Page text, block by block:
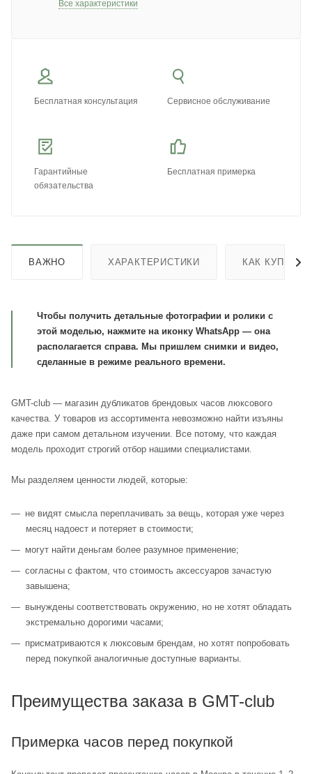
Все характеристики
Бесплатная консультация Сервисное обслуживание
Гарантийные
обязательства
Бесплатная примерка
ВАЖНО ХАРАКТЕРИСТИКИ КАК КУПИТЬ
Чтобы получить детальные фотографии и ролики с
этой моделью, нажмите на иконку WhatsApp — она
располагается справа. Мы пришлем снимки и видео,
сделанные в режиме реального времени.
GMT-club — магазин дубликатов брендовых часов люксового
качества. У товаров из ассортимента невозможно найти изъяны
даже при самом детальном изучении. Все потому, что каждая
модель проходит строгий отбор нашими специалистами.
Мы разделяем ценности людей, которые:
не видят смысла переплачивать за вещь, которая уже через
месяц надоест и потеряет в стоимости;
могут найти деньгам более разумное применение;
согласны с фактом, что стоимость аксессуаров зачастую
завышена;
вынуждены соответствовать окружению, но не хотят обладать
экстремально дорогими часами;
присматриваются к люксовым брендам, но хотят попробовать
перед покупкой аналогичные доступные варианты.
Преимущества заказа в GMT-club
Примерка часов перед покупкой